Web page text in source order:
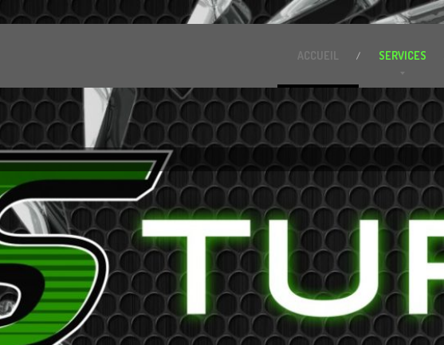
ACCUEIL SERVICES
propose l’entretien et la révision de tous types de turbo.
04 67 50 87 71